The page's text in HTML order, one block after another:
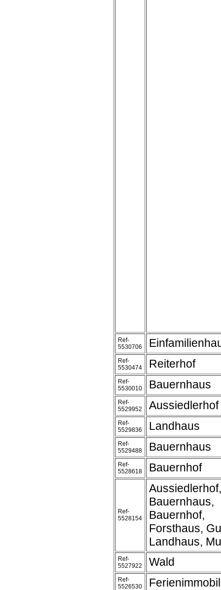
Ref-
5530706
Ref-
5530474
Reiterhof
Ref-
5530010
Bauernhaus
Ref-
5529952
Aussiedlerhof
Ref-
5529836
Landhaus
Ref-
5529488
Bauernhaus
Ref-
5528618
Bauernhof
Ref-
5528154
Aussiedlerhof,
Bauernhaus,
Bauernhof,
Forsthaus,
Landhaus,
Ref-
5527922
Wald
Ref-
5526530